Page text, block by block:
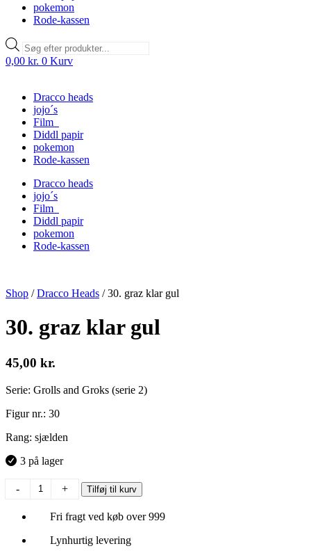
pokemon
Rode-kassen
Products
search
0,00 kr. 0 Kurv
Dracco heads
jojo´s
Film
Diddl papir
pokemon
Rode-kassen
Dracco heads
jojo´s
Film
Diddl papir
pokemon
Rode-kassen
Shop /Dracco Heads /30. graz klar gul
30. graz klar gul
45,00 kr.
Serie: Grolls and Groks (serie 2)
Figur nr.: 30
Rang: sjælden
3 på lager
- + Tilføj til kurv
Fri fragt ved køb over 999
Lynhurtig levering